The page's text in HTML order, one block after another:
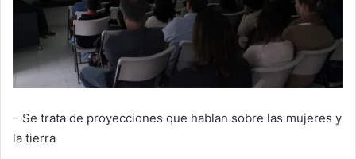
– Se trata de proyecciones que hablan sobre las mujeres y
la tierra